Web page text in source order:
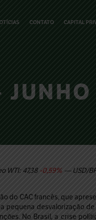
CONTATO CAPITAL
WTI: 47,38 -0,59%— USD/
do CAC francês, que
pequena desvalorização de
No Brasil, a crise